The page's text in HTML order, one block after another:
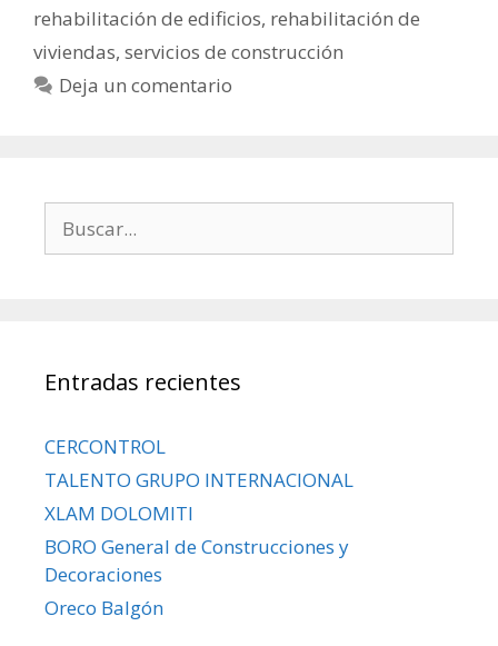
rehabilitación de edificios, rehabilitación de
viviendas, servicios de construcción
Deja un comentario
Entradas recientes
CERCONTROL
TALENTO GRUPO INTERNACIONAL
XLAM DOLOMITI
BORO General de Construcciones y
Decoraciones
Oreco Balgón